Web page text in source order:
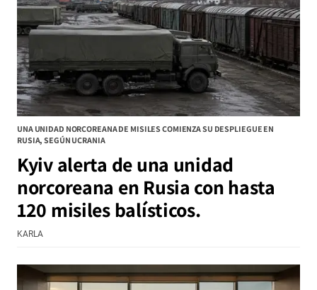
UNA UNIDAD NORCOREANA DE MISILES COMIENZA SU DESPLIEGUE EN
RUSIA, SEGÚN UCRANIA
Kyiv alerta de una unidad
norcoreana en Rusia con hasta
120 misiles balísticos.
KARLA